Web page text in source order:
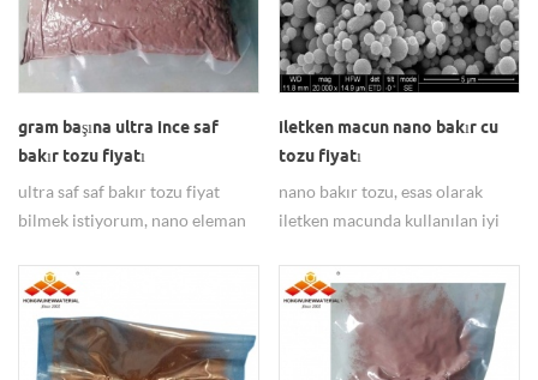
yaygın olarak kullanılan bir tür
koyu kahverengi metal tozudur.
büyük ölçüde artırılabilir.
Hongwu Nano, bakır nano
malzeme üreticisi!
gram başına ultra ince saf
bakır tozu fiyatı
ultra saf saf bakır tozu fiyat
bilmek istiyorum, nano eleman
iletken macun nano bakır cu
tozu fiyatı
nano bakır tozu, esas olarak
iletken macunda kullanılan iyi
mukavemete sahiptir.